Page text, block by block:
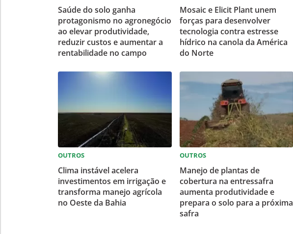
Saúde do solo ganha
protagonismo no agronegócio
ao elevar produtividade,
reduzir custos e aumentar a
rentabilidade no campo
Mosaic e Elicit Plant unem
forças para desenvolver
tecnologia contra estresse
hídrico na canola da América
do Norte
OUTROS
Clima instável acelera
investimentos em irrigação e
transforma manejo agrícola
no Oeste da Bahia
OUTROS
Manejo de plantas de
cobertura na entressafra
aumenta produtividade e
prepara o solo para a próxima
safra